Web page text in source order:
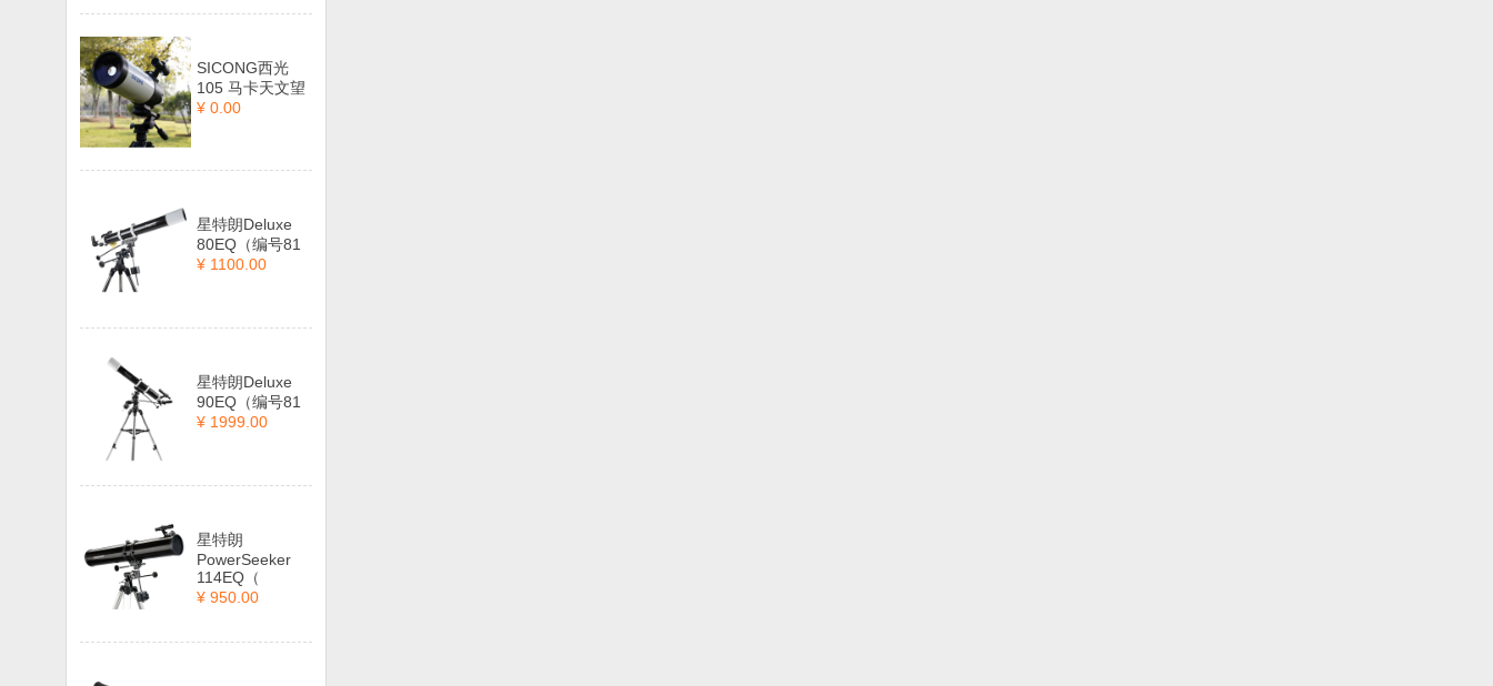
SICONG西光
105 马卡天文望
¥ 0.00
星特朗Deluxe
80EQ（编号81
¥ 1100.00
星特朗Deluxe
90EQ（编号81
¥ 1999.00
星特朗
PowerSeeker
114EQ（
¥ 950.00